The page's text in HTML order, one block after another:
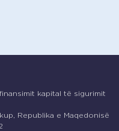
kapital të sigurimit
Republika e Maqedonisë